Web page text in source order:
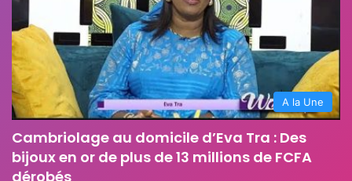
A la Une
Cambriolage au domicile d’Eva Tra : Des
bijoux en or de plus de 13 millions de FCFA
dérobés